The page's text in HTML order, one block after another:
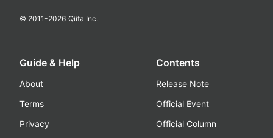
© 2011-2026 Qiita Inc.
Guide & Help
About
Terms
Privacy
Contents
Release Note
Official Event
Official Column